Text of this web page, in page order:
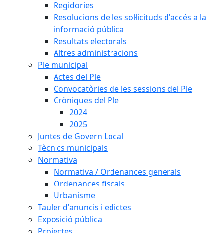
Regidories
Resolucions de les sol·licituds d'accés a la
informació pública
Resultats electorals
Altres administracions
Ple municipal
Actes del Ple
Convocatòries de les sessions del Ple
Cròniques del Ple
2024
2025
Juntes de Govern Local
Tècnics municipals
Normativa
Normativa / Ordenances generals
Ordenances fiscals
Urbanisme
Tauler d'anuncis i edictes
Exposició pública